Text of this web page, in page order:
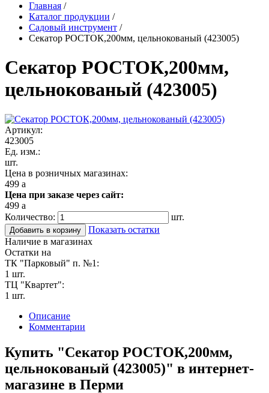
Главная /
Каталог продукции /
Садовый инструмент /
Секатор РОСТОК,200мм, цельнокованый (423005)
Секатор РОСТОК,200мм,
цельнокованый (423005)
Артикул:
423005
Ед. изм.:
шт.
Цена в розничных магазинах:
499 a
Цена при заказе через сайт:
499 a
Количество:
шт.
Добавить в корзину
Показать остатки
Наличие в магазинах
Остатки на
ТК "Парковый" п. №1:
1 шт.
ТЦ "Квартет":
1 шт.
Описание
Комментарии
Купить "Секатор РОСТОК,200мм,
цельнокованый (423005)" в интернет-
магазине в Перми